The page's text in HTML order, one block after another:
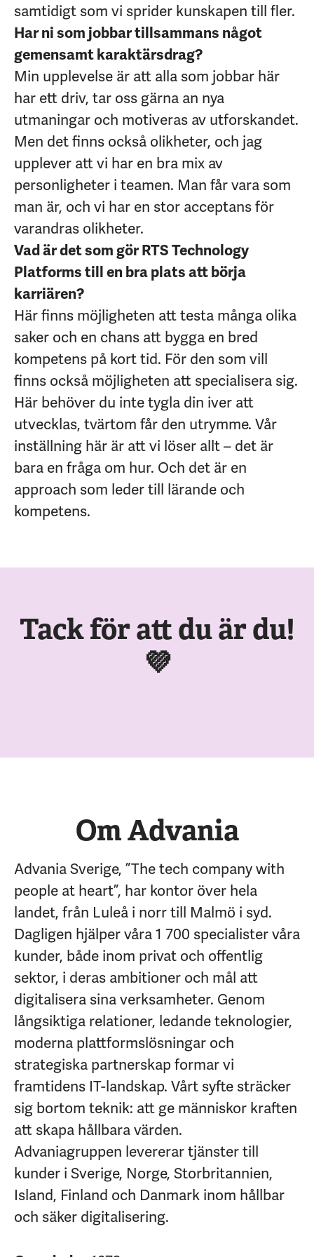
samtidigt som vi sprider kunskapen till fler.
Har ni som jobbar tillsammans något
gemensamt karaktärsdrag?
Min upplevelse är att alla som jobbar här
har ett driv, tar oss gärna an nya
utmaningar och motiveras av utforskandet.
Men det finns också olikheter, och jag
upplever att vi har en bra mix av
personligheter i teamen. Man får vara som
man är, och vi har en stor acceptans för
varandras olikheter.
Vad är det som gör RTS Technology
Platforms till en bra plats att börja
karriären?
Här finns möjligheten att testa många olika
saker och en chans att bygga en bred
kompetens på kort tid. För den som vill
finns också möjligheten att specialisera sig.
Här behöver du inte tygla din iver att
utvecklas, tvärtom får den utrymme. Vår
inställning här är att vi löser allt – det är
bara en fråga om hur. Och det är en
approach som leder till lärande och
kompetens.
Tack för att du är du!
💜
Om Advania
Advania Sverige, ”The tech company with
people at heart”, har kontor över hela
landet, från Luleå i norr till Malmö i syd.
Dagligen hjälper våra 1 700 specialister våra
kunder, både inom privat och offentlig
sektor, i deras ambitioner och mål att
digitalisera sina verksamheter. Genom
långsiktiga relationer, ledande teknologier,
moderna plattformslösningar och
strategiska partnerskap formar vi
framtidens IT-landskap. Vårt syfte sträcker
sig bortom teknik: att ge människor kraften
att skapa hållbara värden.
Advaniagruppen levererar tjänster till
kunder i Sverige, Norge, Storbritannien,
Island, Finland och Danmark inom hållbar
och säker digitalisering.